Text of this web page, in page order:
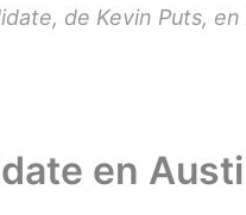
de Kevin Puts,
en